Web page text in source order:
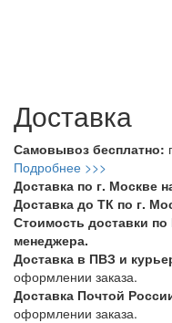
Доставка
Самовывоз бесплатно:
Подробнее >>>
Доставка по г. Москве
Доставка до ТК по г.
Стоимость доставки
менеджера.
Доставка в ПВЗ и
оформлении заказа.
Доставка Почтой
оформлении заказа.